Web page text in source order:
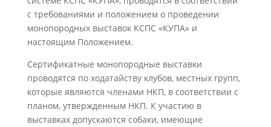
с требованиями и положением о проведении
монопородных выставок КСПС «КУПА» и
настоящим Положением.
Сертификатные монопородные выставки
проводятся по ходатайству клубов, местных групп,
которые являются членами НКП, в соответствии с
планом, утвержденным НКП. К участию в
выставках допускаются собаки, имеющие